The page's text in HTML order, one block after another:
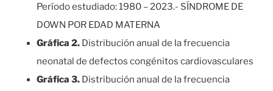
Período estudiado: 1980 – 2023.- SÍNDROME DE
DOWN POR EDAD MATERNA
Gráfica 2. Distribución anual de la frecuencia
neonatal de defectos congénitos cardiovasculares
Gráfica 3. Distribución anual de la frecuencia